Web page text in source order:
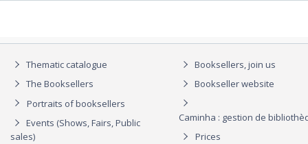
Thematic catalogue
The Booksellers
Portraits of booksellers
Events (Shows, Fairs, Public
sales)
Booksellers, join us
Bookseller website
Caminha : gestion de
Prices